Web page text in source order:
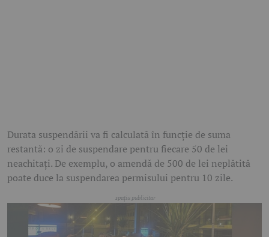
Durata suspendării va fi calculată în funcție de suma
restantă: o zi de suspendare pentru fiecare 50 de lei
neachitați. De exemplu, o amendă de 500 de lei neplătită
poate duce la suspendarea permisului pentru 10 zile.